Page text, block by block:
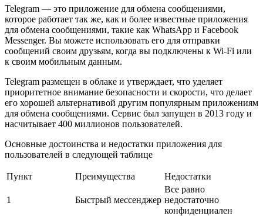
Telegram — это приложение для обмена сообщениями,
которое работает так же, как и более известные приложения
для обмена сообщениями, такие как WhatsApp и Facebook
Messenger. Вы можете использовать его для отправки
сообщений своим друзьям, когда вы подключены к Wi-Fi или
к своим мобильным данным.
Telegram размещен в облаке и утверждает, что уделяет
приоритетное внимание безопасности и скорости, что делает
его хорошей альтернативой другим популярным приложениям
для обмена сообщениями. Сервис был запущен в 2013 году и
насчитывает 400 миллионов пользователей.
Основные достоинства и недостатки приложения для
пользователей в следующей таблице
Пункт Преимущества Недостатки
1 Быстрый мессенджер
Все равно
недостаточно
конфиденциален